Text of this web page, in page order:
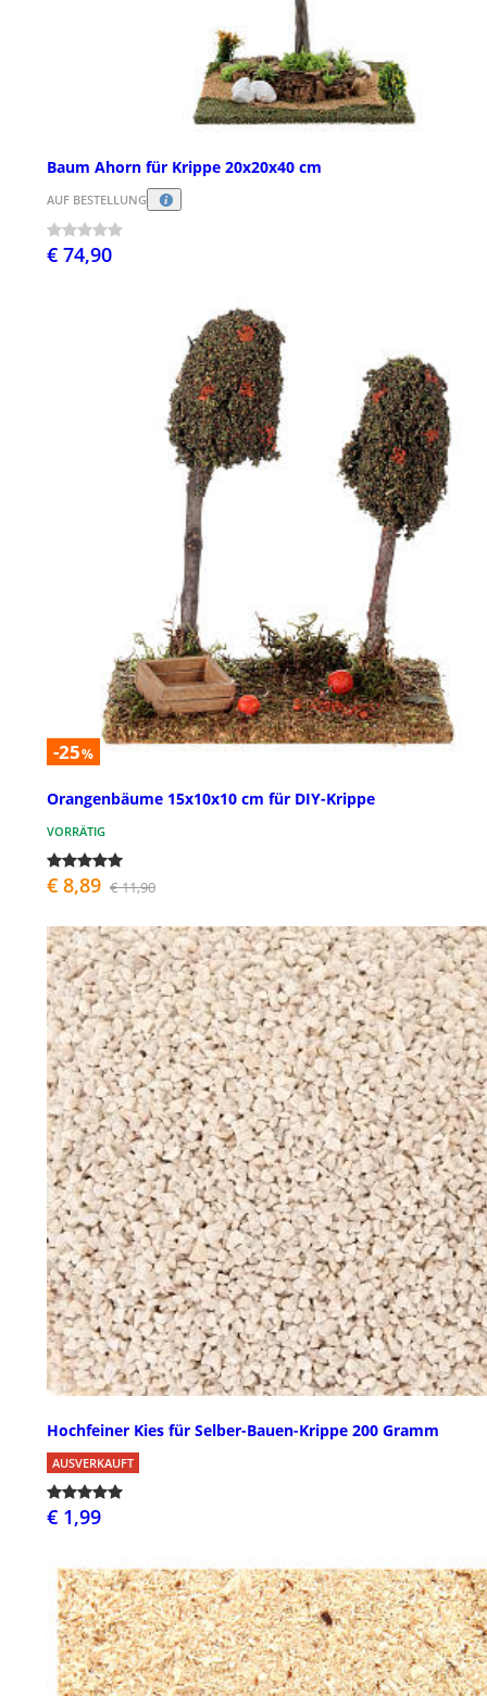
Baum Ahorn für Krippe 20x20x40 cm
AUF BESTELLUNG
€ 74,90
-25%
Orangenbäume 15x10x10 cm für DIY-Krippe
VORRÄTIG
€ 8,89 € 11,90
Hochfeiner Kies für Selber-Bauen-Krippe 200 Gramm
AUSVERKAUFT
€ 1,99